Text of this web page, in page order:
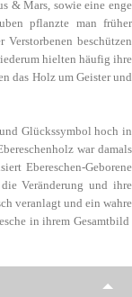
& Mars, sowie eine enge
pflanzte man früher
beschützen
hielten häufig ihre
das Holz um Geister und
Glückssymbol hoch in
war damals
Ebereschen-Geborene
Veränderung und ihre
veranlagt und ein wahre
in ihrem Gesamtbild